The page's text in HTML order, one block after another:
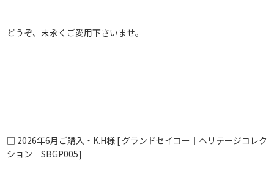
どうぞ、末永くご愛用下さいませ。
□ 2026年6月ご購入・K.H様 [ グランドセイコー｜ヘリテージコレク
ション｜SBGP005]